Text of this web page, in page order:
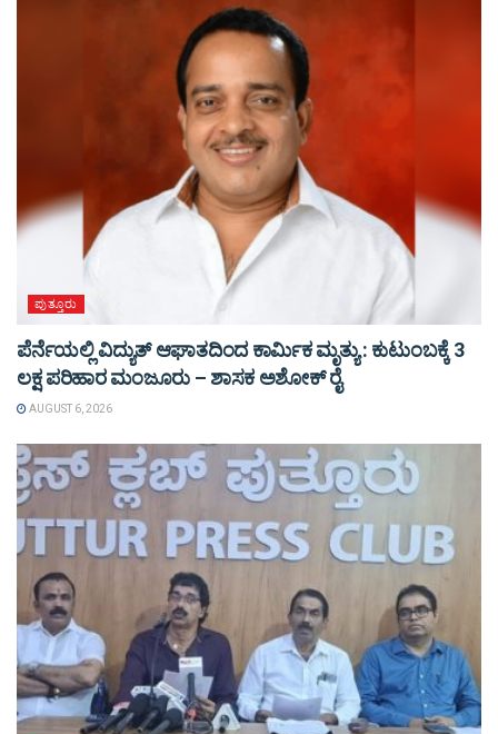
ಪುತ್ತೂರು
ಪೆರ್ನೆಯಲ್ಲಿ ವಿದ್ಯುತ್ ಆಘಾತದಿಂದ ಕಾರ್ಮಿಕ ಮೃತ್ಯು : ಕುಟುಂಬಕ್ಕೆ 3
ಲಕ್ಷ ಪರಿಹಾರ ಮಂಜೂರು – ಶಾಸಕ ಅಶೋಕ್ ರೈ
AUGUST 6, 2026